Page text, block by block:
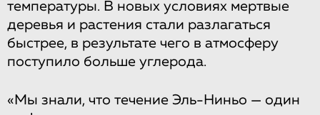
температуры. В новых условиях мертвые
деревья и растения стали разлагаться
быстрее, в результате чего в атмосферу
поступило больше углерода.
«Мы знали, что течение Эль-Ниньо — один